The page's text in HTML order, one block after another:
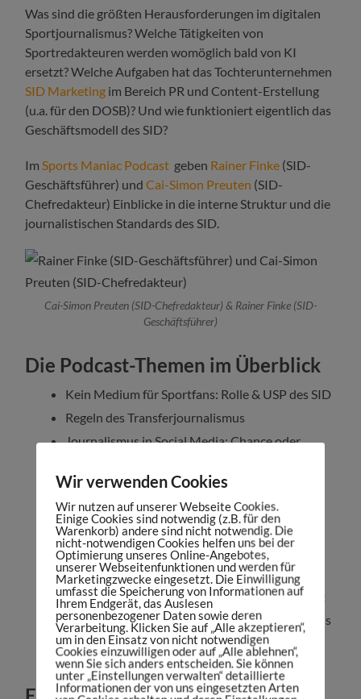
Was sind die größten Herausforderungen im digitalen
Sportjournalismus? Welche Tätigkeiten von
Sportredakteuren werden womöglich bald von KI
ersetzt? Welche Aufgaben hat das Tochterunternehmen
SID Marketing im Bereich PR und Content-Erstellung
(u.a. für den DOSB)? Und wie funktioniert eigentlich das
Geschäftsmodell des SID?
Im Sports Maniac Podcast geben Rainer Finke (SID-
Geschäftsführer) undCai-Simon Preuten (SID-
Chefredakteur) Einblicke in die interne Struktur und die
journalistischen Standards des SID.
Cai-Simon Preuten (SID-Chefredakteur) & Rainer Finke (SID-
Geschäftsführer)
Die Podcast-Themen im Überblick
Kein Medium für Sportfans: Rolle & USP des SID
Regeln des Transferjournalismus
Journalismus in Social Media: Chance oder
Geschäftsmodell der SID: Abo-Modelle & Co.
Was macht SID Marketing?
Print, Podcast, Video: Welche Kanäle haben
welches Potential?
Was einen gute Sportjournalisten ausmacht
Wie KI im Redaktionsalltag zum Einsatz kommt
Ausblick: Transformation des Sportjournalismus
Wir verwenden Cookies
Wir nutzen auf unserer Webseite Cookies.
Einige Cookies sind notwendig (z.B. für den
Warenkorb) andere sind nicht notwendig. Die
nicht-notwendigen Cookies helfen uns bei der
Optimierung unseres Online-Angebotes,
unserer Webseitenfunktionen und werden für
Marketingzwecke eingesetzt. Die Einwilligung
umfasst die Speicherung von Informationen auf
Ihrem Endgerät, das Auslesen
personenbezogener Daten sowie deren
Verarbeitung. Klicken Sie auf „Alle akzeptieren“,
um in den Einsatz von nicht notwendigen
Cookies einzuwilligen oder auf „Alle ablehnen“,
wenn Sie sich anders entscheiden. Sie können
unter „Einstellungen verwalten“ detaillierte
Informationen der von uns eingesetzten Arten